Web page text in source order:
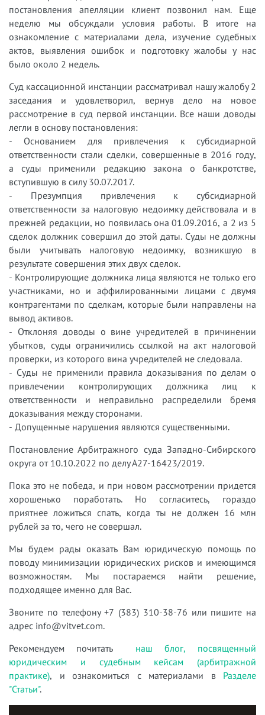
постановления апелляции клиент позвонил нам. Еще
неделю мы обсуждали условия работы. В итоге на
ознакомление с материалами дела, изучение судебных
актов, выявления ошибок и подготовку жалобы у нас
было около 2 недель.
Суд кассационной инстанции рассматривал нашу жалобу 2
заседания и удовлетворил, вернув дело на новое
рассмотрение в суд первой инстанции. Все наши доводы
легли в основу постановления:
- Основанием для привлечения к субсидиарной
ответственности стали сделки, совершенные в 2016 году,
а суды применили редакцию закона о банкротстве,
вступившую в силу 30.07.2017.
- Презумпция привлечения к субсидиарной
ответственности за налоговую недоимку действовала и в
прежней редакции, но появилась она 01.09.2016, а 2 из 5
сделок должник совершил до этой даты. Суды не должны
были учитывать налоговую недоимку, возникшую в
результате совершения этих двух сделок.
- Контролирующие должника лица являются не только его
участниками, но и аффилированными лицами с двумя
контрагентами по сделкам, которые были направлены на
вывод активов.
- Отклоняя доводы о вине учредителей в причинении
убытков, суды ограничились ссылкой на акт налоговой
проверки, из которого вина учредителей не следовала.
- Суды не применили правила доказывания по делам о
привлечении контролирующих должника лиц к
ответственности и неправильно распределили бремя
доказывания между сторонами.
- Допущенные нарушения являются существенными.
Постановление Арбитражного суда Западно-Сибирского
округа от 10.10.2022 по делу А27-16423/2019.
Пока это не победа, и при новом рассмотрении придется
хорошенько поработать. Но согласитесь, гораздо
приятнее ложиться спать, когда ты не должен 16 млн
рублей за то, чего не совершал.
Мы будем рады оказать Вам юридическую помощь по
поводу минимизации юридических рисков и имеющимся
возможностям. Мы постараемся найти решение,
подходящее именно для Вас.
Звоните по телефону +7 (383) 310-38-76 или пишите на
адрес info@vitvet.com.
Рекомендуем почитать наш блог, посвященный
юридическим и судебным кейсам (арбитражной
практике), и ознакомиться с материалами в Разделе
"Статьи".